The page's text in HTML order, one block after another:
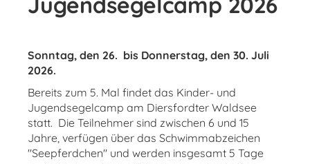
Sonntag, den 26. bis Donnerstag, den 30. Juli
2026.
Bereits zum 5. Mal findet das Kinder- und
Jugendsegelcamp am Diersfordter Waldsee
statt. Die Teilnehmer sind zwischen 6 und 15
Jahre, verfügen über das Schwimmabzeichen
"Seepferdchen" und werden insgesamt 5 Tage